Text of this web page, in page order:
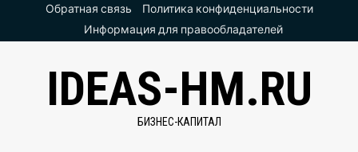
ПерейтиОбратная связь
Политика конфиденциальности
Информация для правообладателей
IDEAS-HM.RU
БИЗНЕС-КАПИТАЛ